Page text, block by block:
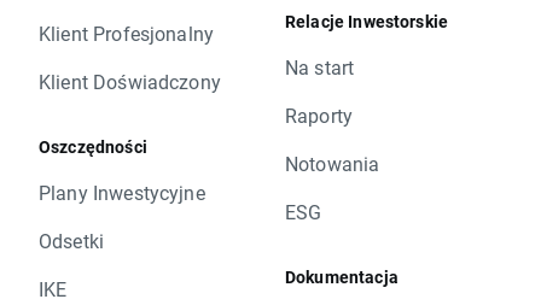
Klient Profesjonalny
Klient Doświadczony
Oszczędności
Plany Inwestycyjne
Odsetki
IKE
Relacje Inwestorskie
Na start
Raporty
Notowania
ESG
Dokumentacja